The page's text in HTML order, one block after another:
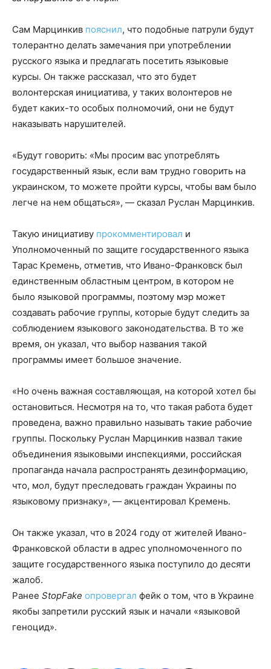
Сам Марцинкив пояснил, что подобные патрули будут
толерантно делать замечания при употреблении
русского языка и предлагать посетить языковые
курсы. Он также рассказал, что это будет
волонтерская инициатива, у таких волонтеров не
будет каких-то особых полномочий, они не будут
наказывать нарушителей.
«Будут говорить: «Мы просим вас употреблять
государственный язык, если вам трудно говорить на
украинском, то можете пройти курсы, чтобы вам было
легче на нем общаться», — сказал Руслан Марцинкив.
Такую инициативу прокомментировал и
Уполномоченный по защите государственного языка
Тарас Кремень, отметив, что Ивано-Франковск был
единственным областным центром, в котором не
было языковой программы, поэтому мэр может
создавать рабочие группы, которые будут следить за
соблюдением языкового законодательства. В то же
время, он указал, что выбор названия такой
программы имеет большое значение.
«Но очень важная составляющая, на которой хотел бы
остановиться. Несмотря на то, что такая работа будет
проведена, важно правильно называть такие рабочие
группы. Поскольку Руслан Марцинкив назвал такие
объединения языковыми инспекциями, российская
пропаганда начала распространять дезинформацию,
что, мол, будут преследовать граждан Украины по
языковому признаку», — акцентировал Кремень.
Он также указал, что в 2024 году от жителей Ивано-
Франковской области в адрес уполномоченного по
защите государственного языка поступило до десяти
жалоб.
Ранее StopFake опровергал фейк о том, что в Украине
якобы запретили русский язык и начали «языковой
геноцид».